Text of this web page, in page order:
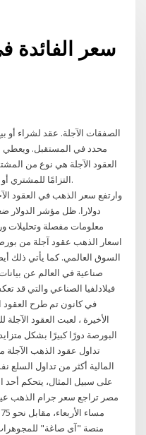
سعر الفائدة
الصفقات الآجلة. عقد لشراء
محدد في المستقبل. ويعطي
التزامًا للمشتري أو البائع بالتعامل على سعر مستقبلي محدد.
دولارا. ظل مؤشر الدولار
معلومات مفصلة وتحليلات
اسعار الذهب عقود آجلة من
السوق العالمي. كما يأتي ذلك
صناعية في العالم عن
الأخيرة ، لعبت العقود
البورصة دورًا كبيرًا بشكل
تداول عقود الذهب الآجلة
المالية أكثر من تداول السلع
على سبيل المثال، يتحكم
منصة "آى صاغة"